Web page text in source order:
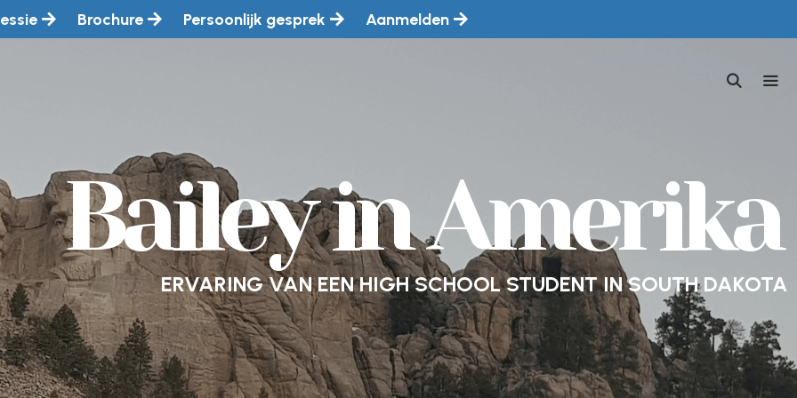
Brochure Persoonlijk gesprek Aanmelden
Bailey in Amerika
ERVARING VAN EEN HIGH SCHOOL STUDENT IN SOUTH DAKOTA